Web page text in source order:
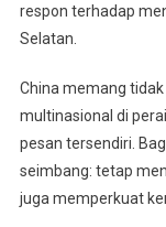
respon terhadap
Selatan.
China memang
multinasional di
pesan tersendiri.
seimbang: tetap
juga memperkuat